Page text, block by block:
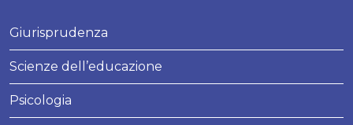
Giurisprudenza
Scienze dell’educazione
Psicologia